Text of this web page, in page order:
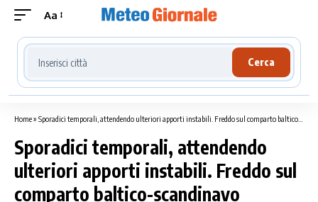
Aa
Cerca località meteo
Cerca
Home» Sporadici temporali, attendendo ulteriori apporti instabili. Freddo sul comparto baltico-scandinavo
Sporadici temporali, attendendo
ulteriori apporti instabili. Freddo sul
comparto baltico-scandinavo